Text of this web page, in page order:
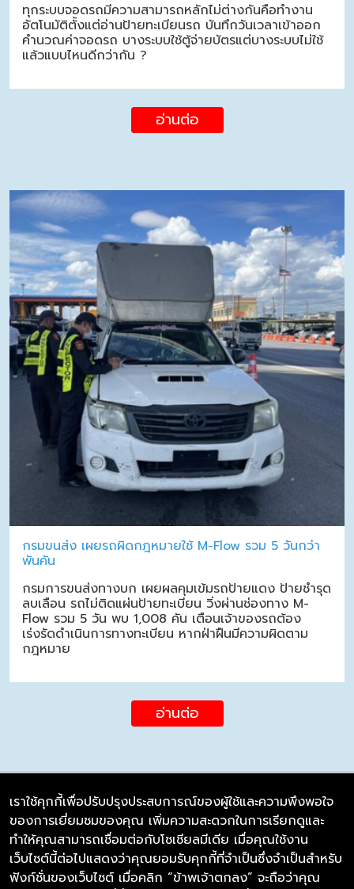
ทุกระบบจอดรถมีความสามารถหลักไม่ต่างกันคือทำงาน
อัตโนมัติตั้งแต่อ่านป้ายทะเบียนรถ บันทึกวันเวลาเข้าออก
คำนวณค่าจอดรถ บางระบบใช้ตู้จ่ายบัตรแต่บางระบบไม่ใช้
แล้วแบบไหนดีกว่ากัน ?
อ่านต่อ
กรมขนส่ง เผยรถผิดกฎหมายใช้ M-Flow รวม 5 วันกว่า
พันคัน
กรมการขนส่งทางบก เผยผลคุมเข้มรถป้ายแดง ป้ายชำรุด
ลบเลือน รถไม่ติดแผ่นป้ายทะเบียน วิ่งผ่านช่องทาง M-
Flow รวม 5 วัน พบ 1,008 คัน เตือนเจ้าของรถต้อง
เร่งรัดดำเนินการทางทะเบียน หากฝ่าฝืนมีความผิดตาม
กฎหมาย
อ่านต่อ
บริษัท ซิมลิงค์ จำกัด
98/226 Bangrakyai-Baanmai Road,
Bangyai, Nonthaburi 11140
เราใช้คุกกี้เพื่อปรับปรุงประสบการณ์ของผู้ใช้และความพึงพอใจ
ของการเยี่ยมชมของคุณ เพิ่มความสะดวกในการเรียกดูและ
ทำให้คุณสามารถเชื่อมต่อกับโซเชียลมีเดีย เมื่อคุณใช้งาน
เว็บไซต์นี้ต่อไปแสดงว่าคุณยอมรับคุกกี้ที่จำเป็นซึ่งจำเป็นสำหรับ
ฟังก์ชั่นของเว็บไซต์ เมื่อคลิก “ข้าพเจ้าตกลง” จะถือว่าคุณ